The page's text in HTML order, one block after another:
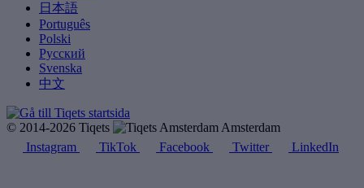
日本語
Português
Polski
Русский
Svenska
中文
© 2014-2026 Tiqets
Amsterdam
Instagram
TikTok Facebook Twitter LinkedIn